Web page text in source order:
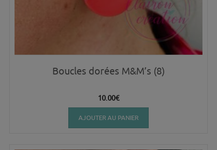
Boucles dorées M&M’s (8)
10.00€
AJOUTER AU PANIER